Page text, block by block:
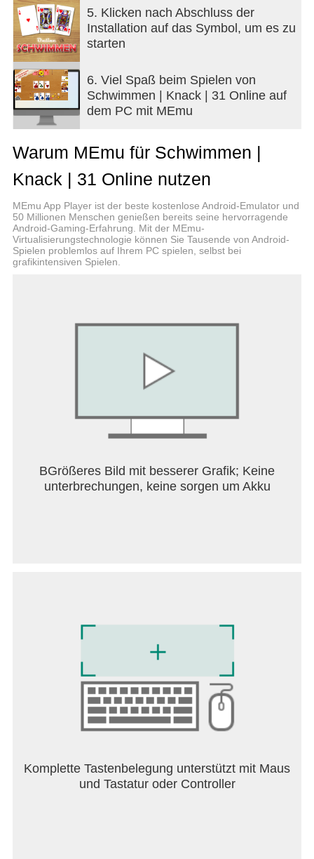
5. Klicken nach Abschluss der
Installation auf das Symbol, um es zu
starten
6. Viel Spaß beim Spielen von
Schwimmen | Knack | 31 Online auf
dem PC mit MEmu
Warum MEmu für Schwimmen |
Knack | 31 Online nutzen
MEmu App Player ist der beste kostenlose Android-Emulator und
50 Millionen Menschen genießen bereits seine hervorragende
Android-Gaming-Erfahrung. Mit der MEmu-
Virtualisierungstechnologie können Sie Tausende von Android-
Spielen problemlos auf Ihrem PC spielen, selbst bei
grafikintensiven Spielen.
BGrößeres Bild mit besserer Grafik; Keine
unterbrechungen, keine sorgen um Akku
Komplette Tastenbelegung unterstützt mit Maus
und Tastatur oder Controller